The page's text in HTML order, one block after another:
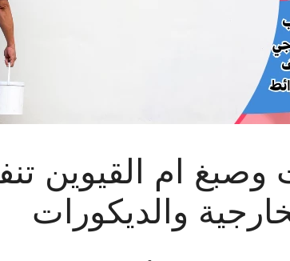
وصبغ ام القيوين
والديكورات